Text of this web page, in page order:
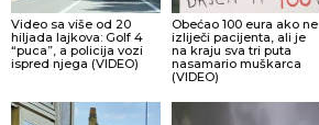
Video sa više od 20
hiljada lajkova: Golf 4
“puca”, a policija vozi
ispred njega (VIDEO)
Obećao 100 eura ako ne
izliječi pacijenta, ali je
na kraju sva tri puta
nasamario muškarca
(VIDEO)